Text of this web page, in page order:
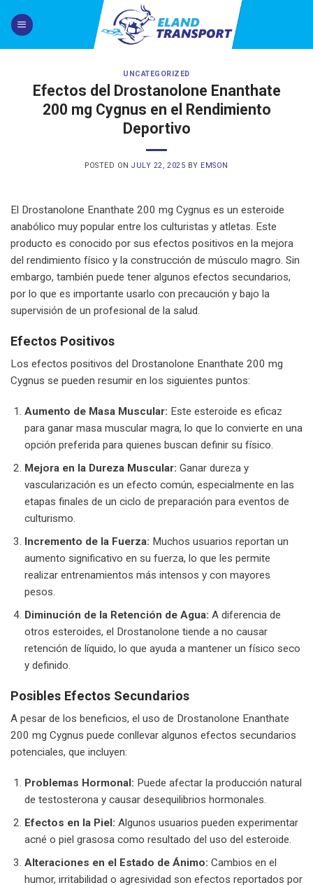
UNCATEGORIZED
Efectos del Drostanolone Enanthate
200 mg Cygnus en el Rendimiento
Deportivo
POSTED ONJULY 22, 2025 BY EMSON
El Drostanolone Enanthate 200 mg Cygnus es un esteroide
anabólico muy popular entre los culturistas y atletas. Este
producto es conocido por sus efectos positivos en la mejora
del rendimiento físico y la construcción de músculo magro. Sin
embargo, también puede tener algunos efectos secundarios,
por lo que es importante usarlo con precaución y bajo la
supervisión de un profesional de la salud.
Efectos Positivos
Los efectos positivos del Drostanolone Enanthate 200 mg
Cygnus se pueden resumir en los siguientes puntos:
Aumento de Masa Muscular: Este esteroide es eficaz
para ganar masa muscular magra, lo que lo convierte en una
opción preferida para quienes buscan definir su físico.
Mejora en la Dureza Muscular: Ganar dureza y
vascularización es un efecto común, especialmente en las
etapas finales de un ciclo de preparación para eventos de
culturismo.
Incremento de la Fuerza: Muchos usuarios reportan un
aumento significativo en su fuerza, lo que les permite
realizar entrenamientos más intensos y con mayores
pesos.
Diminución de la Retención de Agua: A diferencia de
otros esteroides, el Drostanolone tiende a no causar
retención de líquido, lo que ayuda a mantener un físico seco
y definido.
Posibles Efectos Secundarios
A pesar de los beneficios, el uso de Drostanolone Enanthate
200 mg Cygnus puede conllevar algunos efectos secundarios
potenciales, que incluyen:
Problemas Hormonal: Puede afectar la producción natural
de testosterona y causar desequilibrios hormonales.
Efectos en la Piel: Algunos usuarios pueden experimentar
acné o piel grasosa como resultado del uso del esteroide.
Alteraciones en el Estado de Ánimo: Cambios en el
humor, irritabilidad o agresividad son efectos reportados por